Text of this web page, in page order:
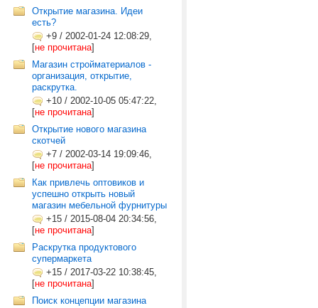
Открытие магазина. Идеи
есть?
+9 / 2002-01-24 12:08:29,
[не прочитана]
Магазин стройматериалов -
организация, открытие,
раскрутка.
+10 / 2002-10-05 05:47:22,
[не прочитана]
Открытие нового магазина
скотчей
+7 / 2002-03-14 19:09:46,
[не прочитана]
Как привлечь оптовиков и
успешно открыть новый
магазин мебельной фурнитуры
+15 / 2015-08-04 20:34:56,
[не прочитана]
Раскрутка продуктового
супермаркета
+15 / 2017-03-22 10:38:45,
[не прочитана]
Поиск концепции магазина